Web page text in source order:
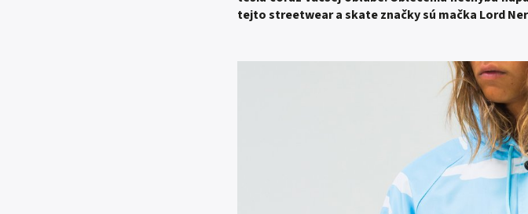
tejto streetwear a skate značky sú mačka Lord